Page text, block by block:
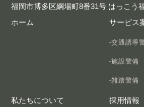
福岡市博多区綱場町8番31号 はっこう
ホーム
サービス
交通誘導
施設警備
雑踏警備
私たちについて 採用情報